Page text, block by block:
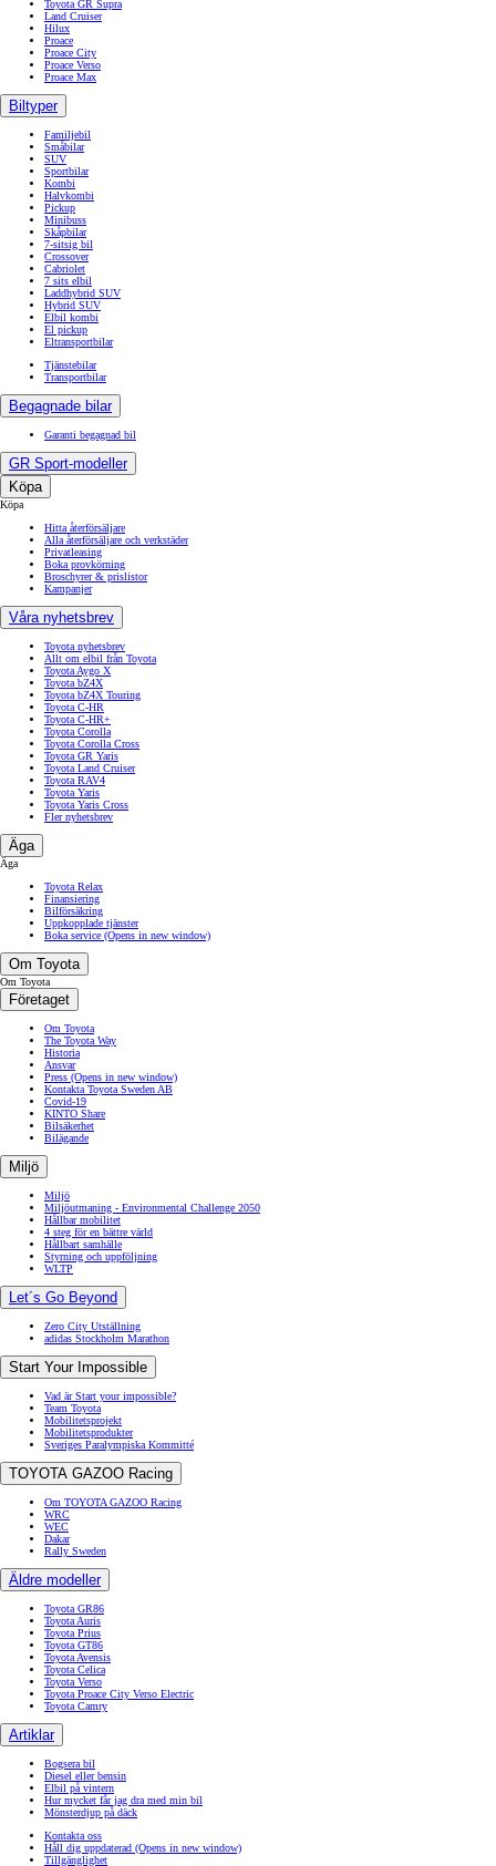
Toyota GR Supra
Land Cruiser
Hilux
Proace
Proace City
Proace Verso
Proace Max
Biltyper
Familjebil
Småbilar
SUV
Sportbilar
Kombi
Halvkombi
Pickup
Minibuss
Skåpbilar
7-sitsig bil
Crossover
Cabriolet
7 sits elbil
Laddhybrid SUV
Hybrid SUV
Elbil kombi
El pickup
Eltransportbilar
Tjänstebilar
Transportbilar
Begagnade bilar
Garanti begagnad bil
GR Sport-modeller
Köpa
Köpa
Hitta återförsäljare
Alla återförsäljare och verkstäder
Privatleasing
Boka provkörning
Broschyrer & prislistor
Kampanjer
Våra nyhetsbrev
Toyota nyhetsbrev
Allt om elbil från Toyota
Toyota Aygo X
Toyota bZ4X
Toyota bZ4X Touring
Toyota C-HR
Toyota C-HR+
Toyota Corolla
Toyota Corolla Cross
Toyota GR Yaris
Toyota Land Cruiser
Toyota RAV4
Toyota Yaris
Toyota Yaris Cross
Fler nyhetsbrev
Äga
Äga
Toyota Relax
Finansiering
Bilförsäkring
Uppkopplade tjänster
Boka service (Opens in new window)
Om Toyota
Om Toyota
Företaget
Om Toyota
The Toyota Way
Historia
Ansvar
Press (Opens in new window)
Kontakta Toyota Sweden AB
Covid-19
KINTO Share
Bilsäkerhet
Bilägande
Miljö
Miljö
Miljöutmaning - Environmental Challenge 2050
Hållbar mobilitet
4 steg för en bättre värld
Hållbart samhälle
Styrning och uppföljning
WLTP
Let´s Go Beyond
Zero City Utställning
adidas Stockholm Marathon
Start Your Impossible
Vad är Start your impossible?
Team Toyota
Mobilitetsprojekt
Mobilitetsprodukter
Sveriges Paralympiska Kommitté
TOYOTA GAZOO Racing
Om TOYOTA GAZOO Racing
WRC
WEC
Dakar
Rally Sweden
Äldre modeller
Toyota GR86
Toyota Auris
Toyota Prius
Toyota GT86
Toyota Avensis
Toyota Celica
Toyota Verso
Toyota Proace City Verso Electric
Toyota Camry
Artiklar
Bogsera bil
Diesel eller bensin
Elbil på vintern
Hur mycket får jag dra med min bil
Mönsterdjup på däck
Kontakta oss
Håll dig uppdaterad (Opens in new window)
Tillgänglighet